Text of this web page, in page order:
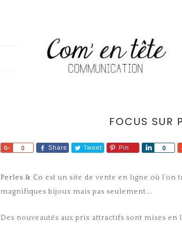
FOCUS SUR
0
Share Share Tweet Pin 0
Share
Perles & Co est un site de vente en ligne où
magnifiques bijoux mais pas seulement….
Des nouveautés aux prix attractifs sont mises en